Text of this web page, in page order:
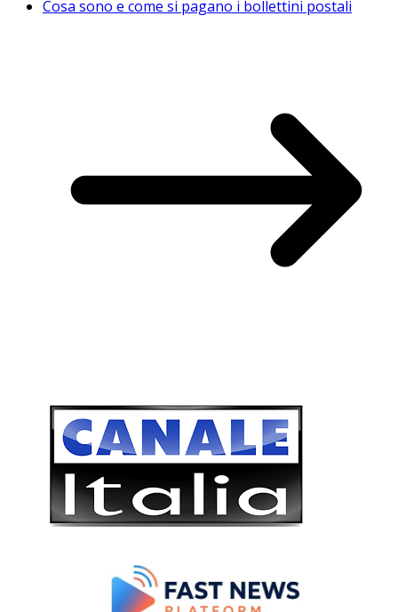
Cosa sono e come si pagano i bollettini postali